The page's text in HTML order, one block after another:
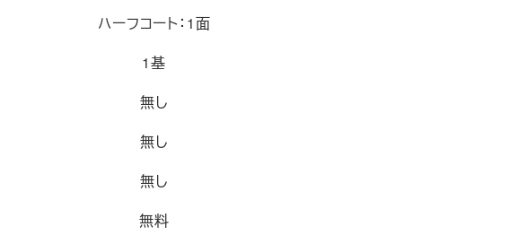
ハーフコート：1面
1基
無し
無し
無し
無料